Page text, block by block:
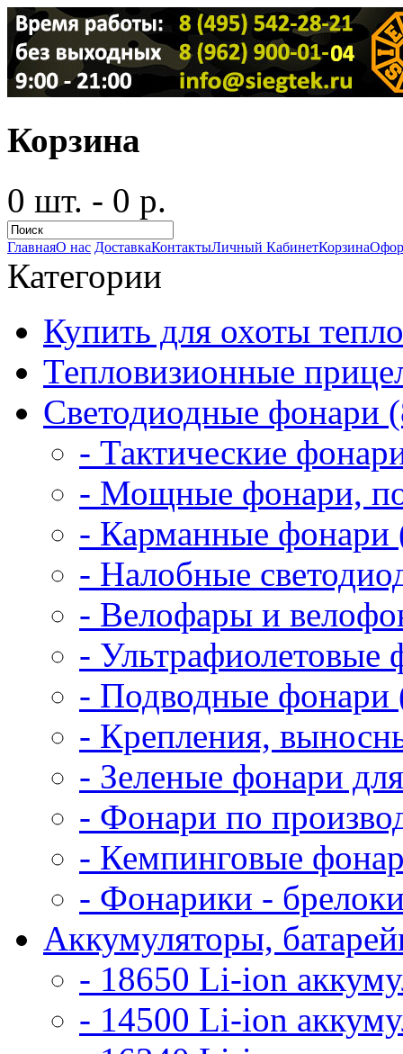
Корзина
0 шт. - 0 р.
ГлавнаяО нас ДоставкаКонтактыЛичный КабинетКорзина
Категории
Купить для охоты
Тепловизионные
Светодиодные фонари
- Тактические
- Мощные фонари,
- Карманные фонари
- Налобные
- Велофары и
- Ультрафиолетовые
- Подводные фонари
- Крепления,
- Зеленые фонари
- Фонари по
- Кемпинговые
- Фонарики -
Аккумуляторы,
- 18650 Li-ion
- 14500 Li-ion